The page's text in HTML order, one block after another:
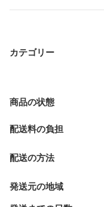
カテゴリー
商品の状態
配送料の負担
配送の方法
発送元の地域